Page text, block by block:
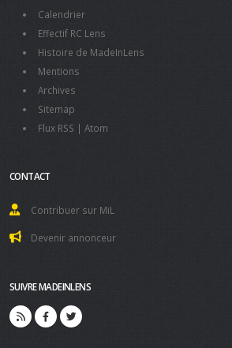
Calendrier
Effectif RC Lens
Histoire de MadeInLens
Mentions
Archives
Sitemap
Flux RSS | Atom
CONTACT
Contribuer sur MiL
Devenir annonceur
SUIVRE MADEINLENS